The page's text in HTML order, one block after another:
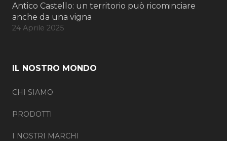
Antico Castello: un territorio può ricominciare
anche da una vigna
24 Aprile 2025
IL NOSTRO MONDO
CHI SIAMO
PRODOTTI
I NOSTRI MARCHI